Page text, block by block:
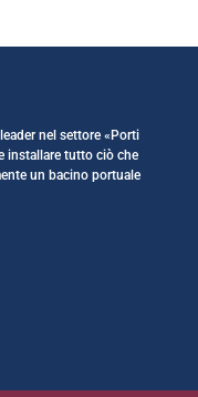
nel settore «Porti
installare tutto ciò che
un bacino portuale